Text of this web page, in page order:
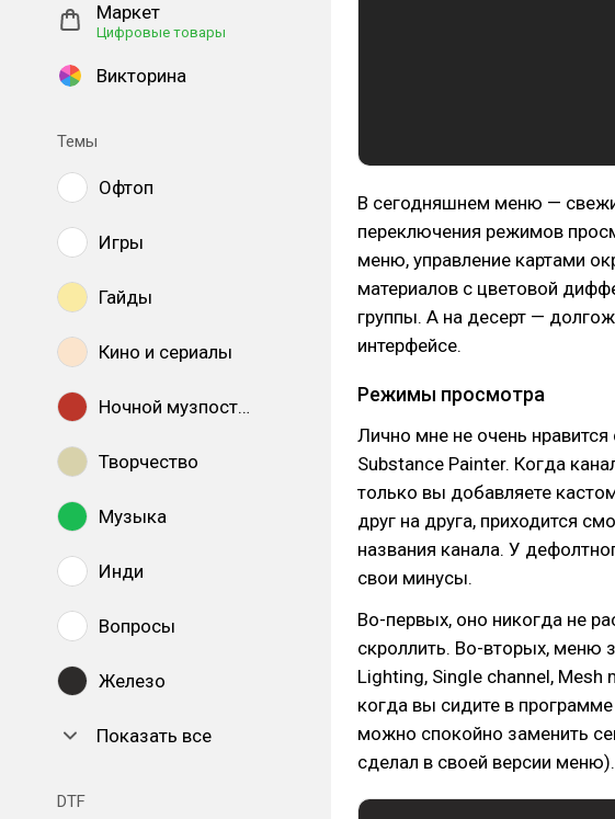
Маркет
Цифровые товары
Викторина
Темы
Офтоп
Игры
Гайды
Кино и сериалы
Ночной музпостинг
Творчество
Музыка
Инди
Вопросы
Железо
Показать все
DTF
В сегодняшнем меню —
переключения режимов
меню, управление картами
материалов с цветовой
группы. А на десерт —
интерфейсе.
Режимы просмотра
Лично мне не очень нравится
Substance Painter. Когда
только вы добавляете
друг на друга, приходится
названия канала. У
свои минусы.
Во-первых, оно никогда не
скроллить. Во-вторых, меню
Lighting, Single channel,
когда вы сидите в
можно спокойно заменить
сделал в своей версии меню).